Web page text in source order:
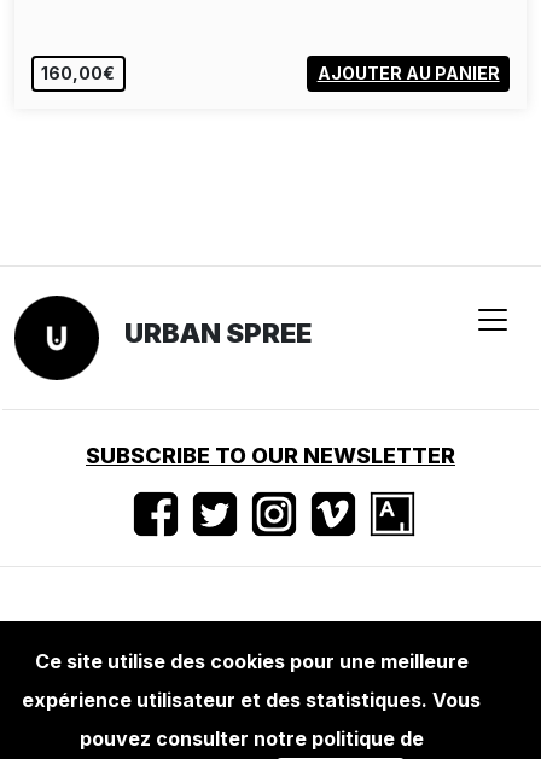
160,00€ AJOUTER AU PANIER
EDITIONS
KLUB 7: POW
Ce site utilise des cookies pour une meilleure
expérience utilisateur et des statistiques. Vous
pouvez consulter notre politique de